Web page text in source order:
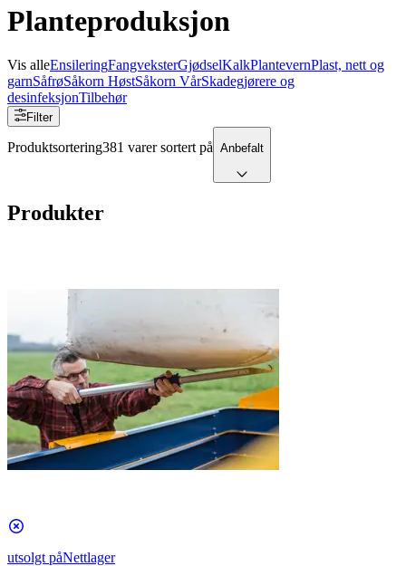
Planteproduksjon
Vis alleEnsileringFangveksterGjødselKalkPlantevernPlast, nett og
garnSåfrøSåkorn HøstSåkorn VårSkadegjørere og
desinfeksjonTilbehør
Filter
Produktsortering381 varer sortert på Anbefalt
Produkter
utsolgt påNettlager